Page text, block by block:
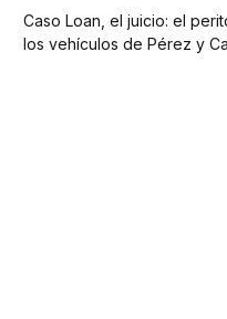
Caso Loan, el juicio: el
los vehículos de Pérez y